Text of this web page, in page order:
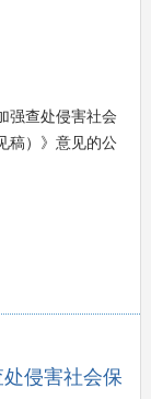
强查处侵害社会
稿）》意见的公
侵害社会保